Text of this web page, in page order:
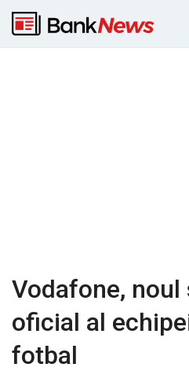
Vodafone, noul
oficial al
fotbal